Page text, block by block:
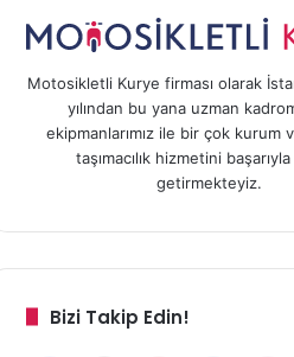
Motosikletli Kurye firması olarak
yılından bu yana uzman
ekipmanlarımız ile bir çok kurum
taşımacılık hizmetini
getirmekteyiz.
Bizi Takip Edin!